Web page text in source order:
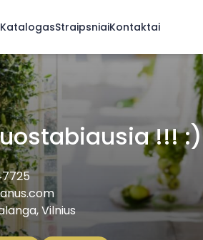
KatalogasStraipsniaiKontaktai
!!! :)
Vilnius